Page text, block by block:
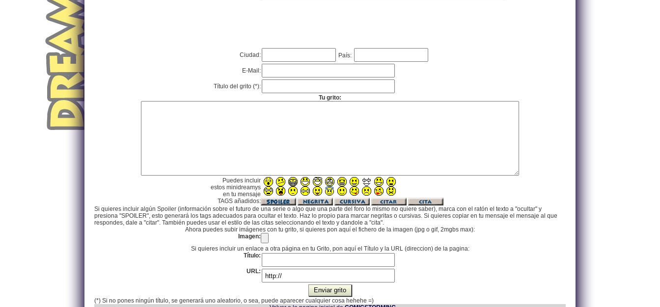
Ciudad: País:
E-Mail:
Título del grito (*):
Tu grito:
Puedes incluir
estos minidreamys
en tu mensaje
TAGS añadidos:
Si quieres incluir algún Spoiler (información sobre el futuro de una serie o algo que una parte del foro lo mismo no quiere saber), marca con el ratón el texto a "ocultar" y
presiona "SPOILER", esto generará los tags adecuados para ocultar el texto. Haz lo propio para marcar negritas o cursivas. Si quieres copiar en tu mensaje el mensaje al que
respondes, dale a "citar". También puedes usar el estilo de las citas seleccionando el texto y dandole a "cita".
Ahora puedes subir imágenes con tu grito, si quieres pon aquí el fichero de la imagen (jpg o gif, 2mgbs max):
Imagen:
Si quieres incluir un enlace a otra página en tu Grito, pon aquí el Título y la URL (direccion) de la pagina:
Título:
URL:
(*) Si no pones ningún título, se generará uno aleatorio, o sea, puede aparecer cualquier cosa hehehe =)